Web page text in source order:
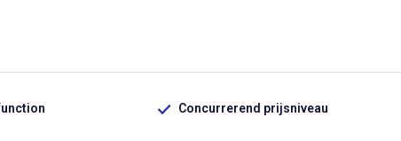
Concurrerend prijsniveau